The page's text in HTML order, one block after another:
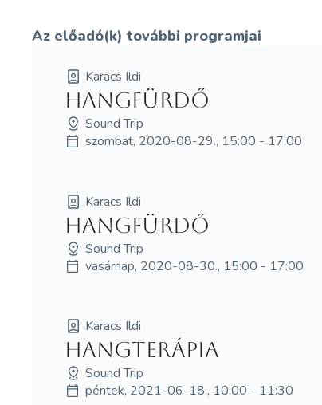
Az előadó(k) további programjai
Karacs Ildi
hangfürdő
Sound Trip
szombat, 2020-08-29., 15:00 - 17:00
Karacs Ildi
hangfürdő
Sound Trip
vasárnap, 2020-08-30., 15:00 - 17:00
Karacs Ildi
hangterápia
Sound Trip
péntek, 2021-06-18., 10:00 - 11:30